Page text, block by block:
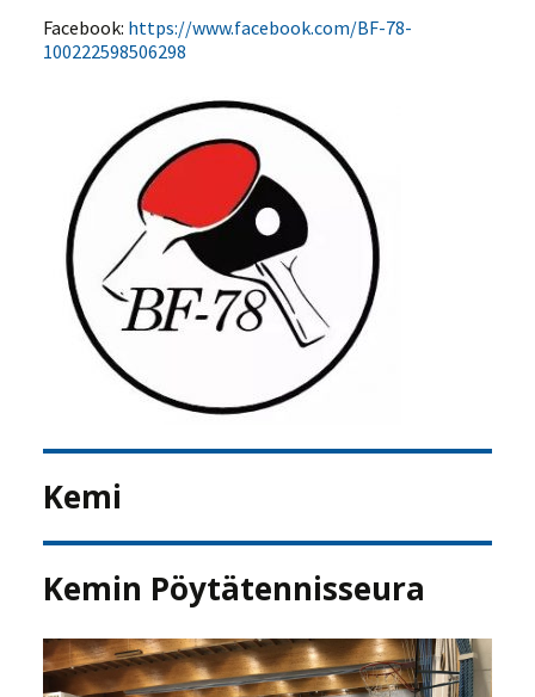
Facebook: https://www.facebook.com/BF-78-
100222598506298
Kemi
Kemin Pöytätennisseura